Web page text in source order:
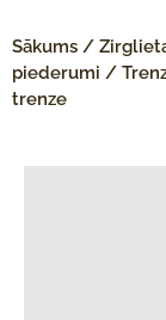
Sākums /
piederumi /
trenze